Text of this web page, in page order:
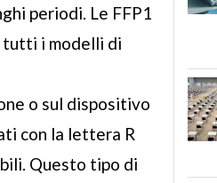
periodi. Le FFP1
tutti i modelli di
o sul dispositivo
con la lettera R
Questo tipo di